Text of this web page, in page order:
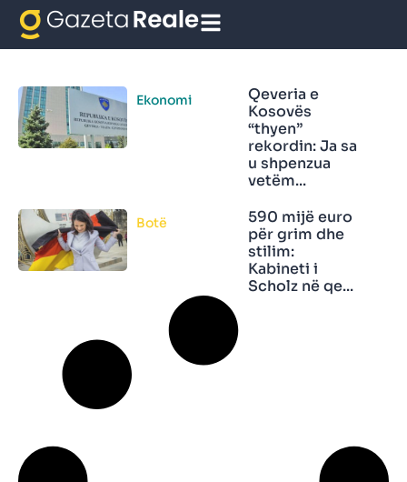
Shpenzime
Ekonomi
Qeveria e
Kosovës
“thyen”
rekordin: Ja sa
u shpenzua
vetëm...
Botë
590 mijë euro
për grim dhe
stilim:
Kabineti i
Scholz në qe...